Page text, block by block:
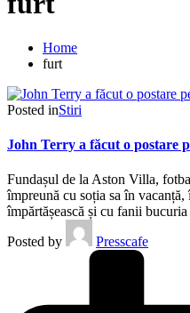
Home
furt
Posted inStiri
John Terry a făcut o postare
Fundașul de la Aston Villa,
împreună cu soția sa în
împărtășească și cu fanii
Posted by
Presscafe